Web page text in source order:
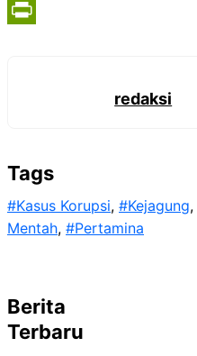
Email
redaksi
Tags
#Kasus Korupsi, #Kejagung,
Mentah, #Pertamina
Berita
Terbaru